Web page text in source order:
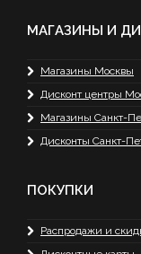
МАГАЗИНЫ И
Магазины Москвы
Дисконт центры
Магазины Санкт-
Дисконты Санкт-
ПОКУПКИ
Распродажи и